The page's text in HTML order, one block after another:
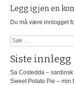
Legg igjen en
Du må være innlogget
Søk
etter:
Siste innlegg
Sa Costedda –
Sweet Potato Pie – min